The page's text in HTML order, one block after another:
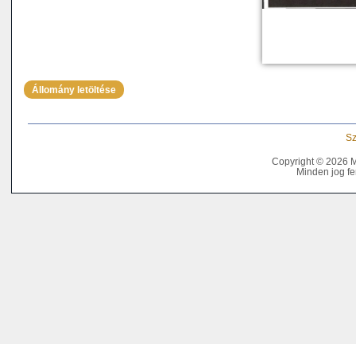
Állomány letöltése
Copyright © 2026
Minden jog